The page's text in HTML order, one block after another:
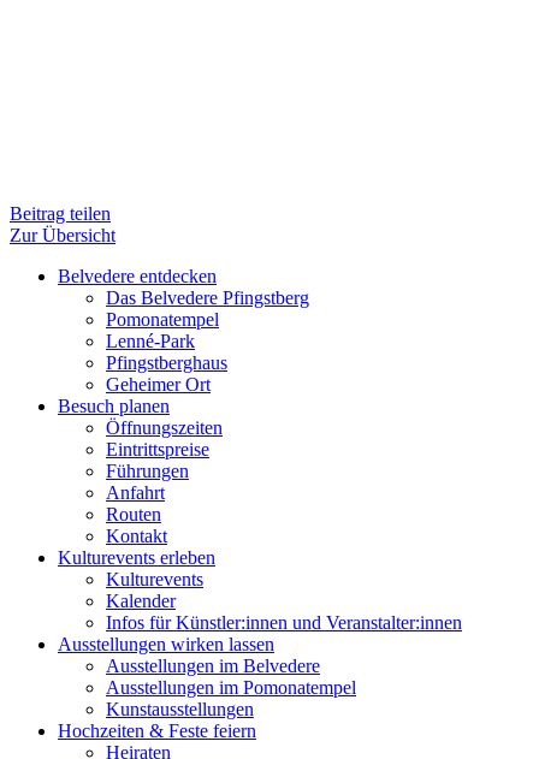
Beitrag teilen
Zur Übersicht
Belvedere entdecken
Das Belvedere Pfingstberg
Pomonatempel
Lenné-Park
Pfingstberghaus
Geheimer Ort
Besuch planen
Öffnungszeiten
Eintrittspreise
Führungen
Anfahrt
Routen
Kontakt
Kulturevents erleben
Kulturevents
Kalender
Infos für Künstler:innen und Veranstalter:innen
Ausstellungen wirken lassen
Ausstellungen im Belvedere
Ausstellungen im Pomonatempel
Kunstausstellungen
Hochzeiten & Feste feiern
Heiraten